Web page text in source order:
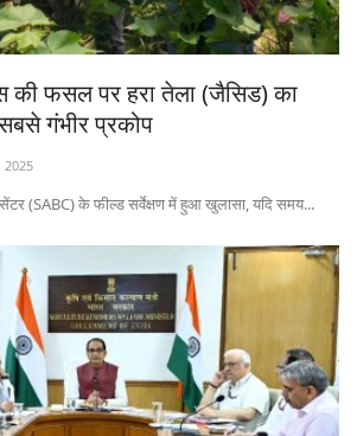
की फसल पर हरा तेला (जैसिड) का
गंभीर प्रकोप
2025
सेंटर (SABC) के फील्ड सर्वेक्षण में हुआ खुलासा, यदि समय...